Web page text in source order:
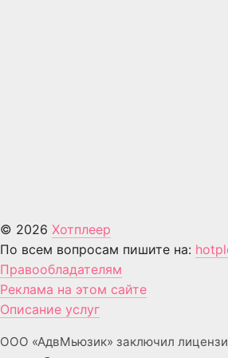
© 2026 Хотплеер
По всем вопросам пишите на:
Правообладателям
Реклама на этом сайте
Описание услуг
ООО «АдвМьюзик» заключил